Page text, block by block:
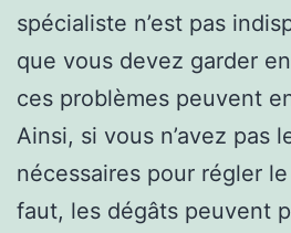
spécialiste n’est pas
que vous devez garder
ces problèmes peuvent
Ainsi, si vous n’avez pas
nécessaires pour régler
faut, les dégâts peuvent